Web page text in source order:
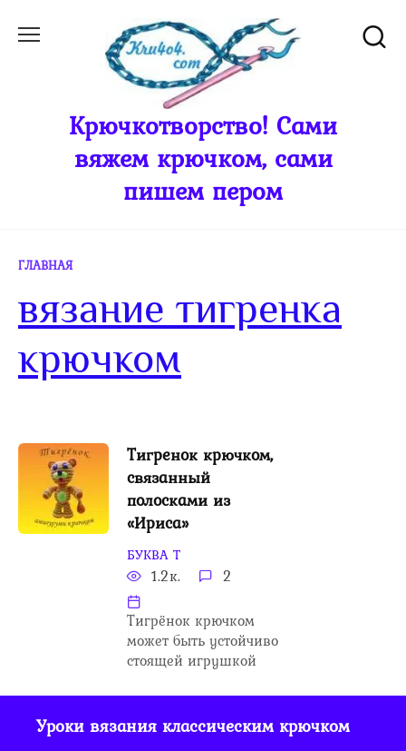
Крючкотворство! Сами
вяжем крючком, сами
пишем пером
ГЛАВНАЯ
вязание тигренка
крючком
Тигренок крючком,
связанный
полосками из
«Ириса»
БУКВА Т
1.2к. 2
Тигрёнок крючком
может быть устойчиво
стоящей игрушкой
Уроки вязания классическим крючком